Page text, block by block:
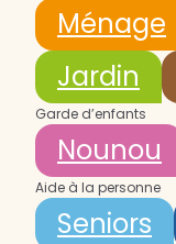
Ménage
Jardin
Garde d’enfants
Nounou
Aide à la personne
Seniors